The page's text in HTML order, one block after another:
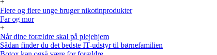
+
Flere og flere unge bruger nikotinprodukter
Far og mor
+
Når dine forældre skal på plejehjem
Sådan finder du det bedste IT-udstyr til børnefamilien